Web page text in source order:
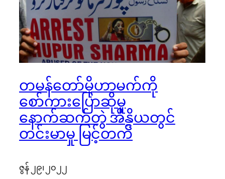
တမန်တော်မိုဟာမက်ကို
စော်ကားပြောဆိုမှု
နောက်ဆက်တွဲ အိန္ဒိယတွင်
တင်းမာမှု မြင့်တက်
ဇွန် ၂၉၊ ၂၀၂၂